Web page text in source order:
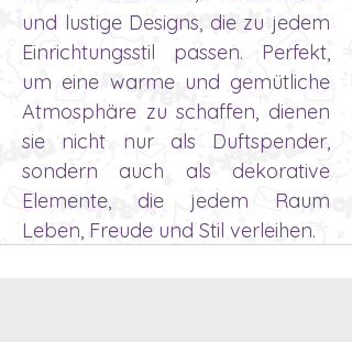
und lustige Designs, die zu jedem
Einrichtungsstil passen. Perfekt,
um eine warme und gemütliche
Atmosphäre zu schaffen, dienen
sie nicht nur als Duftspender,
sondern auch als dekorative
Elemente, die jedem Raum
Leben, Freude und Stil verleihen.